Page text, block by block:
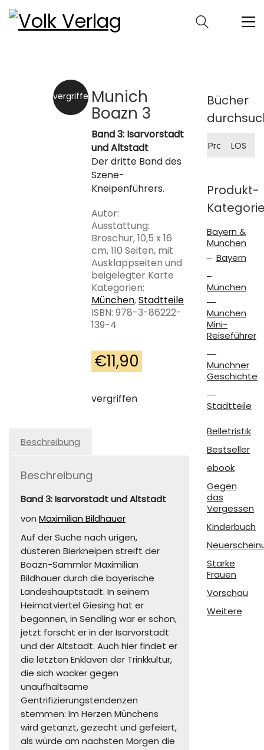
vergriffen Munich
Boazn 3
Band 3: Isarvorstadt
und Altstadt
Der dritte Band des
Szene-
Kneipenführers.
Autor:
Ausstattung:
Broschur, 10,5 x 16
cm, 110 Seiten, mit
Ausklappseiten und
beigelegter Karte
Kategorien:
München,Stadtteile
ISBN: 978-3-86222-
139-4
€11,90
vergriffen
Beschreibung
Beschreibung
Band 3: Isarvorstadt und Altstadt
von Maximilian Bildhauer
Auf der Suche nach urigen,
düsteren Bierkneipen streift der
Boazn-Sammler Maximilian
Bildhauer durch die bayerische
Landeshauptstadt. In seinem
Heimatviertel Giesing hat er
begonnen, in Sendling war er schon,
jetzt forscht er in der Isarvorstadt
und der Altstadt. Auch hier findet er
die letzten Enklaven der Trinkkultur,
die sich wacker gegen
unaufhaltsame
Gentrifizierungstendenzen
stemmen: Im Herzen Münchens
wird getanzt, gezecht und gefeiert,
als würde am nächsten Morgen die
Bücher
nach:
LOS
Produkt-
Bayern &
München
Bayern
München
München
Mini-
Reiseführer
Münchner
Geschichte
Stadtteile
Belletristik
Bestseller
ebook
Gegen
das
Vergessen
Kinderbuch
Starke
Frauen
Vorschau
Weitere